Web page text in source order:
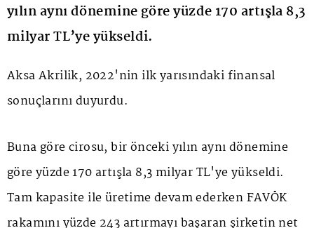
yılın aynı dönemine göre yüzde 170 artışla 8,3
milyar TL’ye yükseldi.
Aksa Akrilik, 2022'nin ilk yarısındaki finansal
sonuçlarını duyurdu.
Buna göre cirosu, bir önceki yılın aynı dönemine
göre yüzde 170 artışla 8,3 milyar TL'ye yükseldi.
Tam kapasite ile üretime devam ederken FAVÖK
rakamını yüzde 243 artırmayı başaran şirketin net